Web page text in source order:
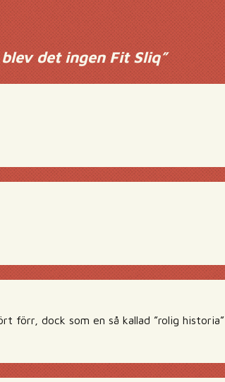
det ingen Fit Sliq”
förr, dock som en så kallad ”rolig historia”